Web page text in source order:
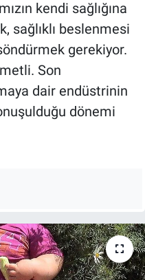
kendi sağlığına
sağlıklı beslenmesi
gerekiyor.
Son
dair endüstrinin
dönemi